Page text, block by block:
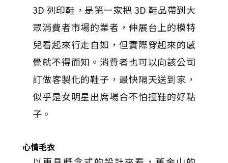
3D 列印鞋，是第一家把 3D 鞋品帶到大
眾消費者市場的業者，伸展台上的模特
兒看起來行走自如，但實際穿起來的感
覺就不得而知。消費者也可以向該公司
訂做客製化的鞋子，最快隔天送到家，
似乎是女明星出席場合不怕撞鞋的好點
子。
心情毛衣